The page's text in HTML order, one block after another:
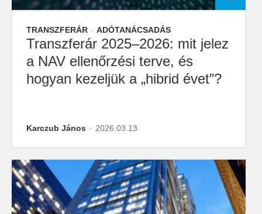
TRANSZFERÁR ADÓTANÁCSADÁS
Transzferár 2025–2026: mit jelez
a NAV ellenőrzési terve, és
hogyan kezeljük a „hibrid évet”?
Karczub János 2026.03.13